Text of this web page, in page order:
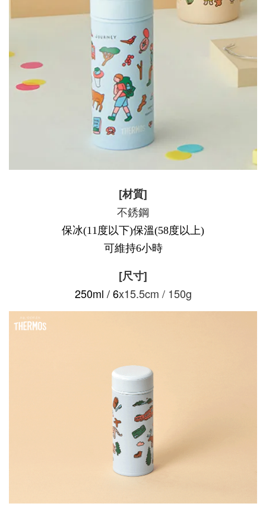
[材質]
不銹鋼
保冰(11度以下)保溫(58度以上)
可維持6小時
[尺寸]
250ml / 6x15.5cm / 150g